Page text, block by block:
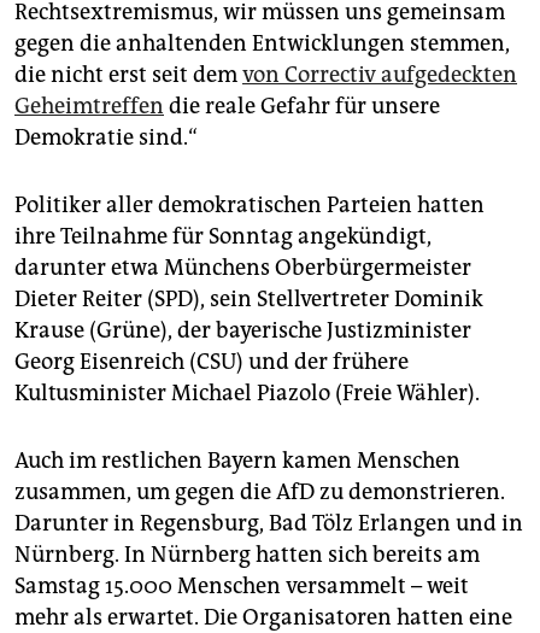
Rechtsextremismus, wir müssen uns gemeinsam
gegen die anhaltenden Entwicklungen stemmen,
die nicht erst seit demvon Correctiv aufgedeckten
Geheimtreffen die reale Gefahr für unsere
Demokratie sind.“
Politiker aller demokratischen Parteien hatten
ihre Teilnahme für Sonntag angekündigt,
darunter etwa Münchens Oberbürgermeister
Dieter Reiter (SPD), sein Stellvertreter Dominik
Krause (Grüne), der bayerische Justizminister
Georg Eisenreich (CSU) und der frühere
Kultusminister Michael Piazolo (Freie Wähler).
Auch im restlichen Bayern kamen Menschen
zusammen, um gegen die AfD zu demonstrieren.
Darunter in Regensburg, Bad Tölz Erlangen und in
Nürnberg. In Nürnberg hatten sich bereits am
Samstag 15.000 Menschen versammelt – weit
mehr als erwartet. Die Organisatoren hatten eine